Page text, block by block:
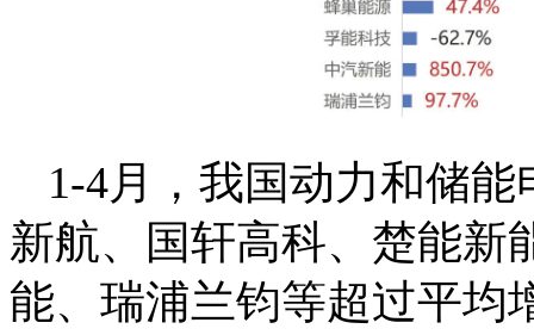
1-4月，我国动力和储
新航、国轩高科、楚能新
能、瑞浦兰钧等超过平均